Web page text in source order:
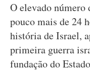
O elevado
pouco mais de 24
história de Israel,
primeira guerra
fundação do